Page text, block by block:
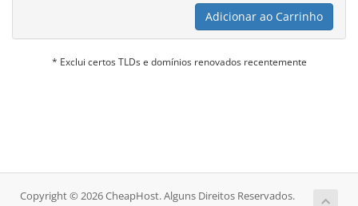
Adicionar ao Carrinho
* Exclui certos TLDs e domínios renovados recentemente
Copyright © 2026 CheapHost. Alguns Direitos Reservados.